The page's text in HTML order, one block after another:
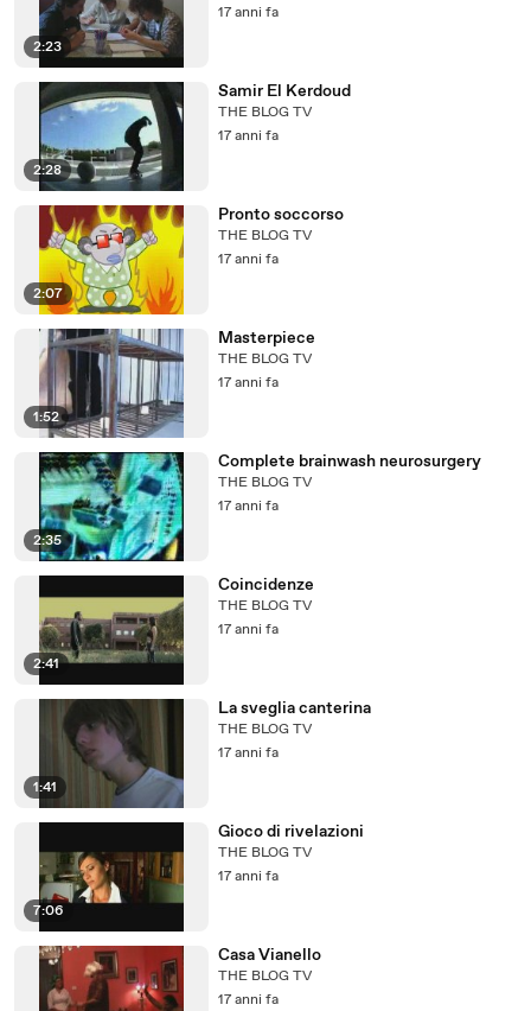
2:23
17 anni fa
2:28
Samir El Kerdoud
THE BLOG TV
17 anni fa
2:07
Pronto soccorso
THE BLOG TV
17 anni fa
1:52
Masterpiece
THE BLOG TV
17 anni fa
2:35
Complete brainwash neurosurgery
THE BLOG TV
17 anni fa
2:41
Coincidenze
THE BLOG TV
17 anni fa
1:41
La sveglia canterina
THE BLOG TV
17 anni fa
7:06
Gioco di rivelazioni
THE BLOG TV
17 anni fa
Casa Vianello
THE BLOG TV
17 anni fa